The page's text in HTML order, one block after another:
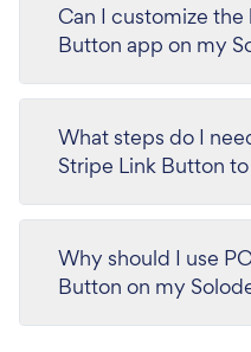
Can I customize
Button app on my
What steps do I
Stripe Link Button
Why should I use
Button on my